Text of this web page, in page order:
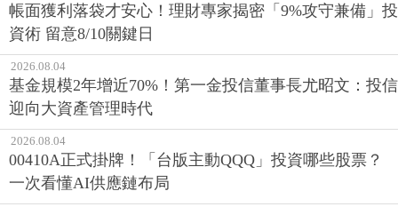
帳面獲利落袋才安心！理財專家揭密「9%攻守兼備」投
資術 留意8/10關鍵日
2026.08.04
基金規模2年增近70%！第一金投信董事長尤昭文：投信
迎向大資產管理時代
2026.08.04
00410A正式掛牌！「台版主動QQQ」投資哪些股票？
一次看懂AI供應鏈布局